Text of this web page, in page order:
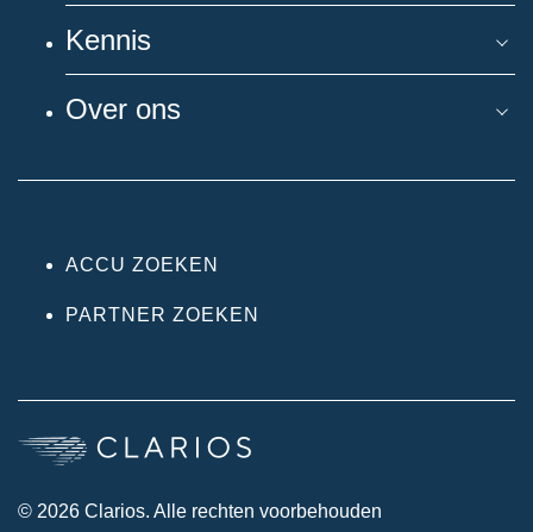
Kennis
Over ons
ACCU ZOEKEN
PARTNER ZOEKEN
© 2026 Clarios. Alle rechten voorbehouden